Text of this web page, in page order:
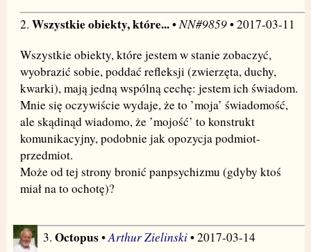
2. Wszystkie obiekty, które...•NN#9859• 2017-03-11
Wszystkie obiekty, które jestem w stanie zobaczyć,
wyobrazić sobie, poddać refleksji (zwierzęta, duchy,
kwarki), mają jedną wspólną cechę: jestem ich świadom.
Mnie się oczywiście wydaje, że to ’moja’ świadomość,
ale skądinąd wiadomo, że ’mojość’ to konstrukt
komunikacyjny, podobnie jak opozycja podmiot-
przedmiot.
Może od tej strony bronić panpsychizmu (gdyby ktoś
miał na to ochotę)?
3. Octopus•Arthur Zielinski• 2017-03-14